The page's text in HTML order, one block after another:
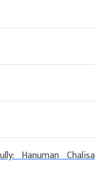
Hanuman Chalisa